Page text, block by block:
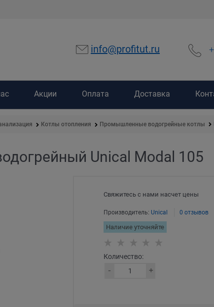
info@profitut.ru
Акции Оплата Доставка
Котлы отопления Промышленные водогрейные котлы
Unical Modal 105
Свяжитесь с нами насчет цены
Производитель: Unical 0 отзывов
Наличие уточняйте
Количество: